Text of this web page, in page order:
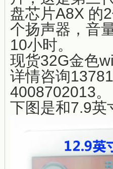
盘芯片A8X 的
个扬声器，音
10小时。
现货32G金色
详情咨询
4008702013。
下图是和7.9英